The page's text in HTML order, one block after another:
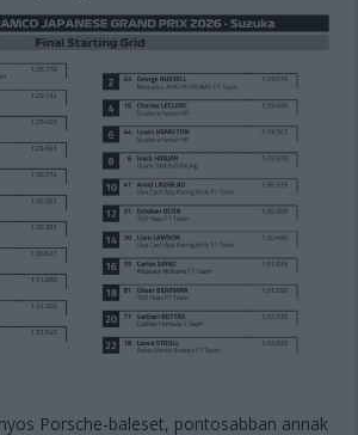
Porsche-baleset, pontosabban annak